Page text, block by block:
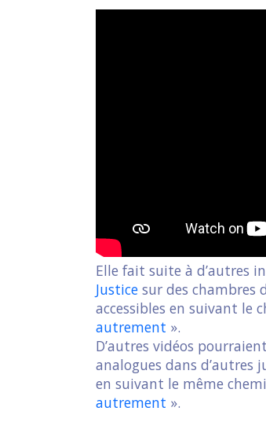
Elle fait suite à d’autres
Justice sur des chambres
accessibles en suivant le
autrement ».
D’autres vidéos
analogues dans d’autres
en suivant le même
autrement ».